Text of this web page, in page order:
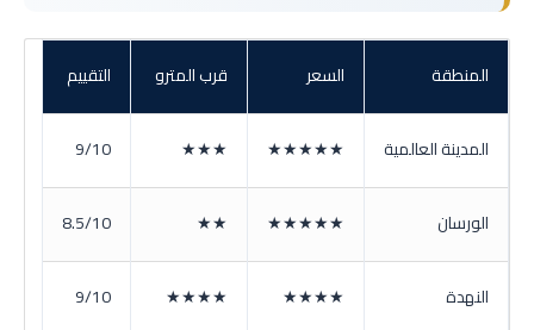
المنطقة السعر قرب المترو التقييم
المدينة العالمية ★★★★★
★★★
9/10
الورسان ★★★★★
★★
8.5/10
النهدة ★★★★
★★★★
9/10